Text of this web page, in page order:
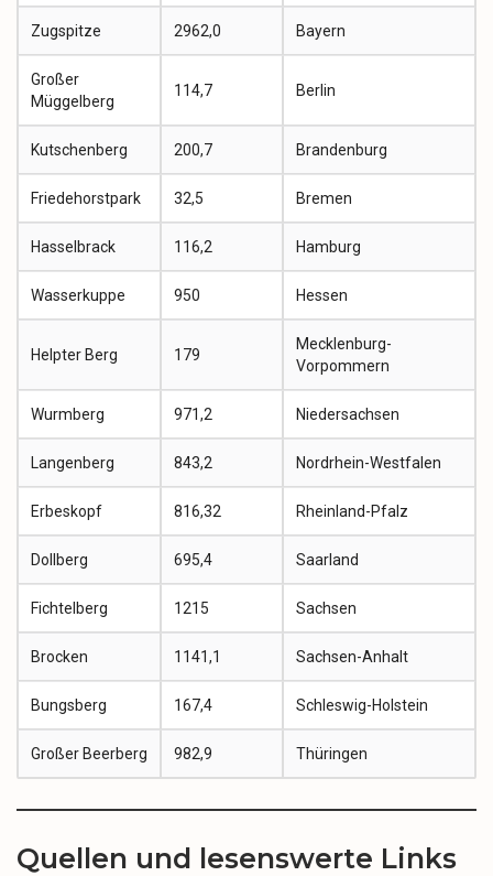
Zugspitze 2962,0 Bayern
Großer
Müggelberg
114,7 Berlin
Kutschenberg 200,7 Brandenburg
Friedehorstpark 32,5 Bremen
Hasselbrack 116,2 Hamburg
Wasserkuppe 950 Hessen
Helpter Berg 179
Mecklenburg-
Vorpommern
Wurmberg 971,2 Niedersachsen
Langenberg 843,2 Nordrhein-Westfalen
Erbeskopf 816,32 Rheinland-Pfalz
Dollberg 695,4 Saarland
Fichtelberg 1215 Sachsen
Brocken 1141,1 Sachsen-Anhalt
Bungsberg 167,4 Schleswig-Holstein
Großer Beerberg 982,9 Thüringen
Quellen und lesenswerte Links